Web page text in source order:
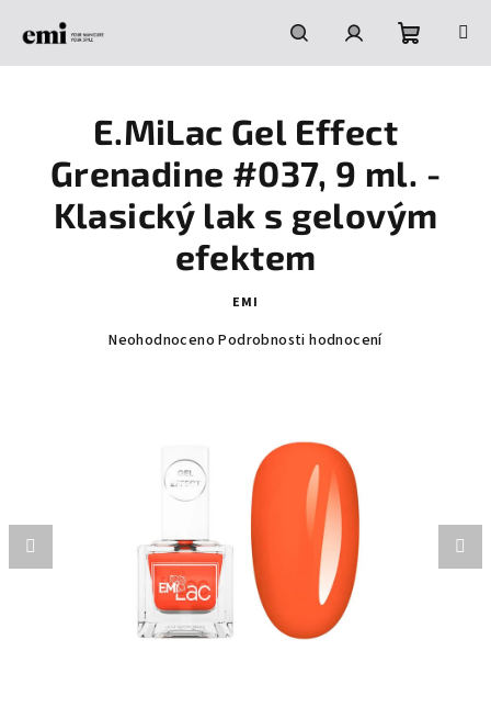
HledatPřihlášeníNákupní
E.MiLac Gel Effect
Grenadine #037, 9 ml. -
Klasický lak s gelovým
efektem
EMI
Průměrné
hvězdiček.
Neohodnoceno Podrobnosti hodnocení